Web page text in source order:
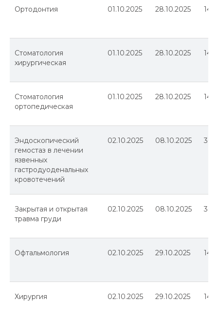
Ортодонтия 01.10.2025 28.10.2025 144
Стоматология
хирургическая
01.10.2025 28.10.2025 144
Стоматология
ортопедическая
01.10.2025 28.10.2025 144
Эндоскопический
гемостаз в лечении
язвенных
гастродуоденальных
кровотечений
02.10.2025 08.10.2025 36
Закрытая и открытая
травма груди
02.10.2025 08.10.2025 36
Офтальмология 02.10.2025 29.10.2025 144
Хирургия 02.10.2025 29.10.2025 144